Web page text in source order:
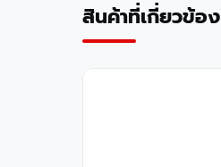
สินค้าที่เกี่ยวข้อง